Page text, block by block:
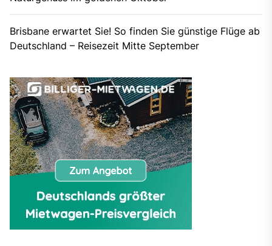
Brisbane erwartet Sie! So finden Sie günstige Flüge ab
Deutschland – Reisezeit Mitte September